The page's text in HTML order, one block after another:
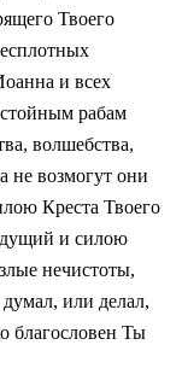
Твоего
и всех
рабам
волшебства,
не возмогут они
Креста Твоего
и силою
нечистоты,
или делал,
благословен Ты